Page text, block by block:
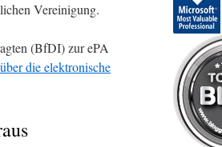
Vereinigung.
(BfDI) zur ePA
die elektronische